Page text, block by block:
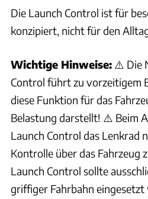
Start &
Stauraum &
Türen, Fenster &
Wartung &
Die Launch Control ist für
konzipiert, nicht für den
Wichtige Hinweise: ⚠️ Die
Control führt zu vorzeitigem
diese Funktion für das
Belastung darstellt! ⚠️ Beim
Launch Control das Lenkrad
Kontrolle über das Fahrzeug
Launch Control sollte
griffiger Fahrbahn eingesetzt